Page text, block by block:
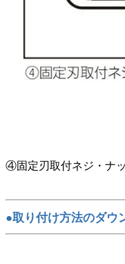
④固定刃取付ネジ・ナ
●取り付け方法のダウ